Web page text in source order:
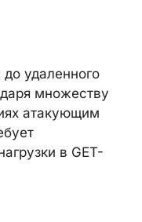
удаленного
множеству
атакующим
в GET-